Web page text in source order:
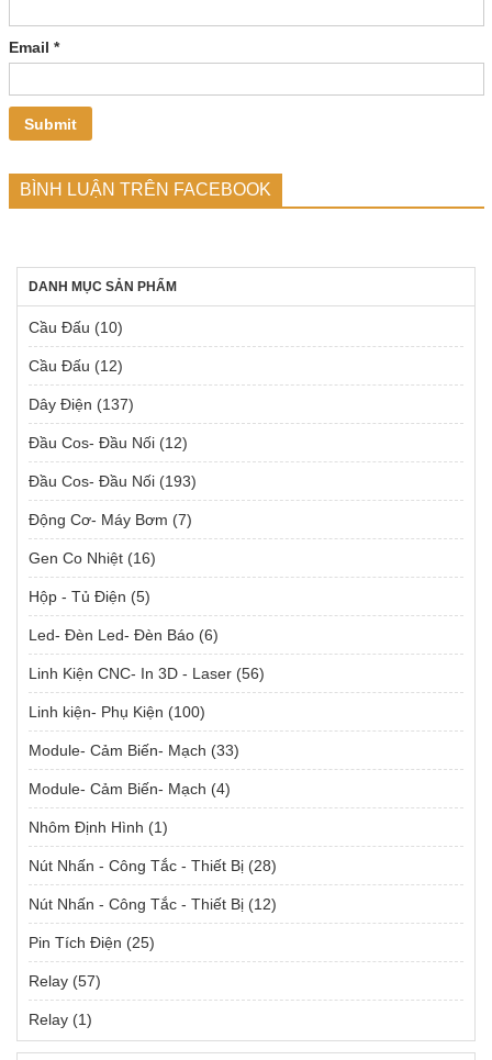
Email *
BÌNH LUẬN TRÊN FACEBOOK
DANH MỤC SẢN PHẨM
Cầu Đấu (10)
Cầu Đấu (12)
Dây Điện (137)
Đầu Cos- Đầu Nối (12)
Đầu Cos- Đầu Nối (193)
Động Cơ- Máy Bơm (7)
Gen Co Nhiệt (16)
Hộp - Tủ Điện (5)
Led- Đèn Led- Đèn Báo (6)
Linh Kiện CNC- In 3D - Laser (56)
Linh kiện- Phụ Kiện (100)
Module- Cảm Biến- Mạch (33)
Module- Cảm Biến- Mạch (4)
Nhôm Định Hình (1)
Nút Nhấn - Công Tắc - Thiết Bị (28)
Nút Nhấn - Công Tắc - Thiết Bị (12)
Pin Tích Điện (25)
Relay (57)
Relay (1)